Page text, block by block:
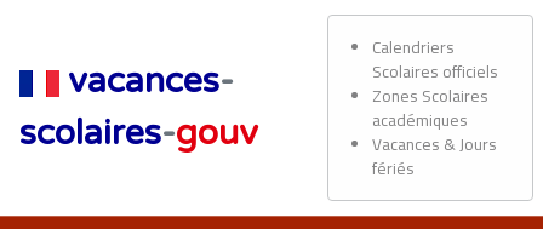
vacances-
scolaires-gouv
Calendriers
Scolaires officiels
Zones Scolaires
académiques
Vacances & Jours
fériés